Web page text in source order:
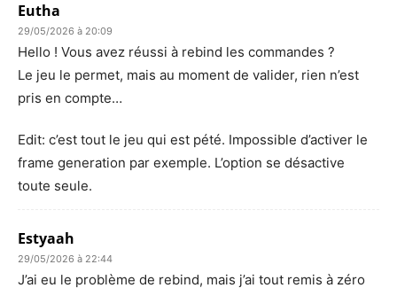
Eutha
29/05/2026 à 20:09
Hello ! Vous avez réussi à rebind les commandes ?
Le jeu le permet, mais au moment de valider, rien n’est
pris en compte…
Edit: c’est tout le jeu qui est pété. Impossible d’activer le
frame generation par exemple. L’option se désactive
toute seule.
Estyaah
29/05/2026 à 22:44
J’ai eu le problème de rebind, mais j’ai tout remis à zéro